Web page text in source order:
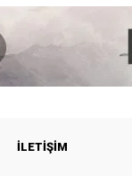
İLETIŞIM